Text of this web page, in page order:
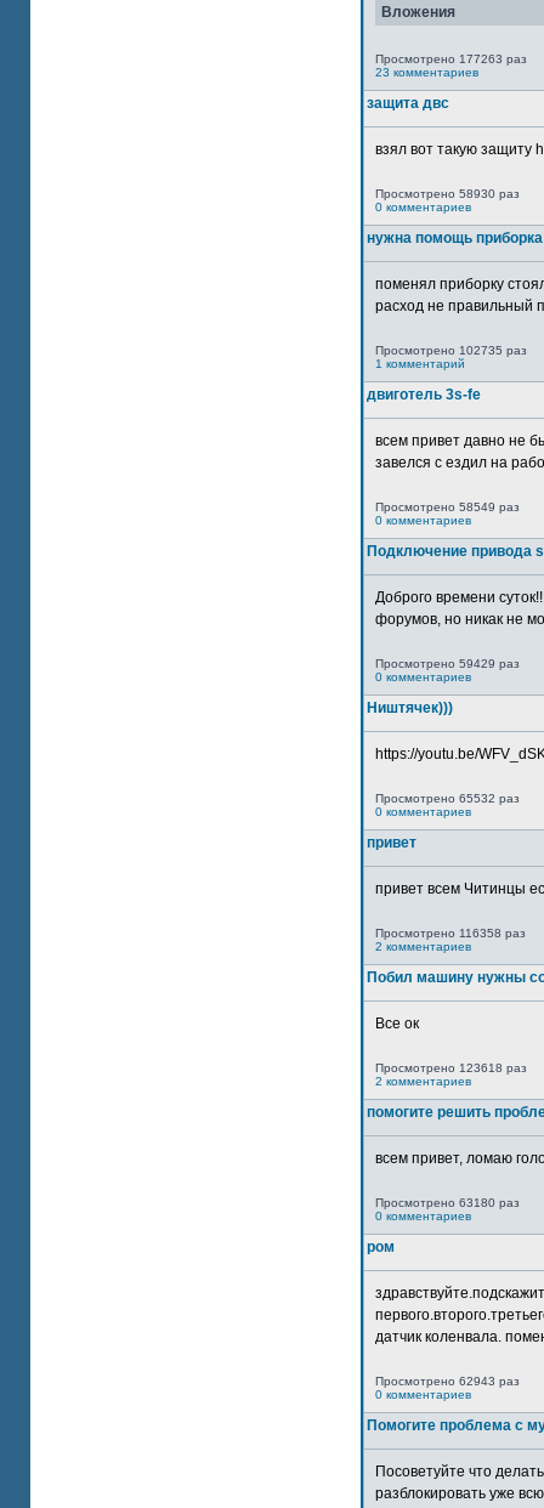
Вложения
Просмотрено 177263 раз
23 комментариев
защита двс
взял вот такую защиту
Просмотрено 58930 раз
0 комментариев
нужна помощь
поменял приборку
расход не правильный
Просмотрено 102735 раз
1 комментарий
двиготель 3s-fe
всем привет давно не
завелся с ездил на
Просмотрено 58549 раз
0 комментариев
Подключение привода
Доброго времени
форумов, но никак не
Просмотрено 59429 раз
0 комментариев
Ништячек)))
https://youtu.be/
Просмотрено 65532 раз
0 комментариев
привет
привет всем Читинцы
Просмотрено 116358 раз
2 комментариев
Побил машину нужны
Все ок
Просмотрено 123618 раз
2 комментариев
помогите решить
всем привет, ломаю
Просмотрено 63180 раз
0 комментариев
ром
датчик коленвала.
Просмотрено 62943 раз
0 комментариев
Помогите проблема с
Посоветуйте что
разблокировать уже